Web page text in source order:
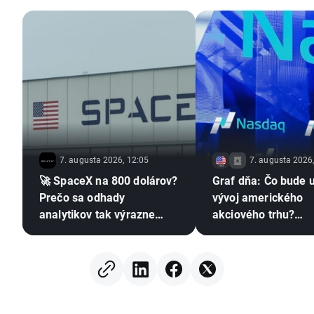
7. augusta 2026, 12:05
🚀 SpaceX na 800 dolárov?
Prečo sa odhady
analytikov tak výrazne
7. augusta
Graf dňa: Čo bude
vývoj amerického
akciového trhu?